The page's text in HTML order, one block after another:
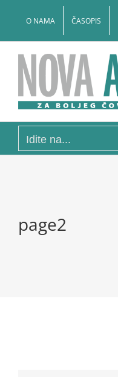
O NAMA ČASOPIS
Idite na...
page2